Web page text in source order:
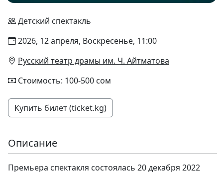
Детский спектакль
2026, 12 апреля, Воскресенье, 11:00
Русский театр драмы им. Ч. Айтматова
Стоимость: 100-500 сом
Купить билет (ticket.kg)
Описание
Премьера спектакля состоялась 20 декабря 2022